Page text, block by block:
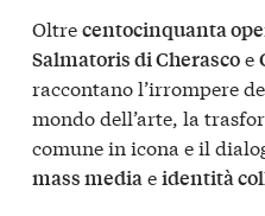
Oltrecentocinquanta
Salmatoris di Cherascoe
raccontano l’irrompere
mondo dell’arte, la
comune in icona e il
mass mediaeidentità